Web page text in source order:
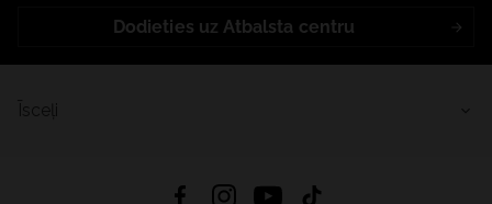
Dodieties uz Atbalsta centru